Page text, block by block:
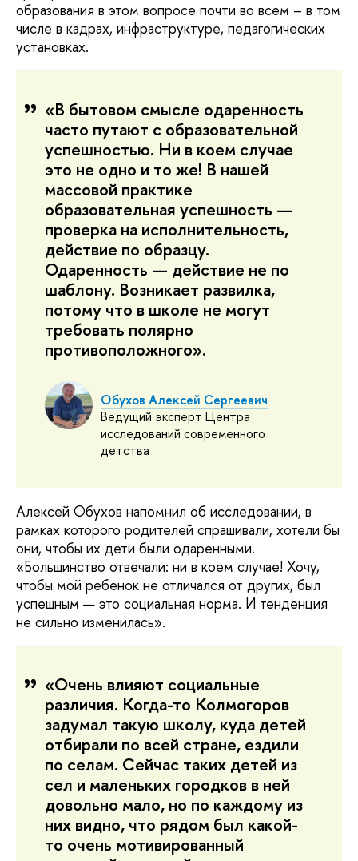
образования в этом вопросе почти во всем – в том
числе в кадрах, инфраструктуре, педагогических
установках.
«В бытовом смысле одаренность
часто путают с образовательной
успешностью. Ни в коем случае
это не одно и то же! В нашей
массовой практике
образовательная успешность —
проверка на исполнительность,
действие по образцу.
Одаренность — действие не по
шаблону. Возникает развилка,
потому что в школе не могут
требовать полярно
противоположного».
Обухов Алексей Сергеевич
Ведущий эксперт Центра
исследований современного
детства
Алексей Обухов напомнил об исследовании, в
рамках которого родителей спрашивали, хотели бы
они, чтобы их дети были одаренными.
«Большинство отвечали: ни в коем случае! Хочу,
чтобы мой ребенок не отличался от других, был
успешным — это социальная норма. И тенденция
не сильно изменилась».
«Очень влияют социальные
различия. Когда-то Колмогоров
задумал такую школу, куда детей
отбирали по всей стране, ездили
по селам. Сейчас таких детей из
сел и маленьких городков в ней
довольно мало, но по каждому из
них видно, что рядом был какой-
то очень мотивированный